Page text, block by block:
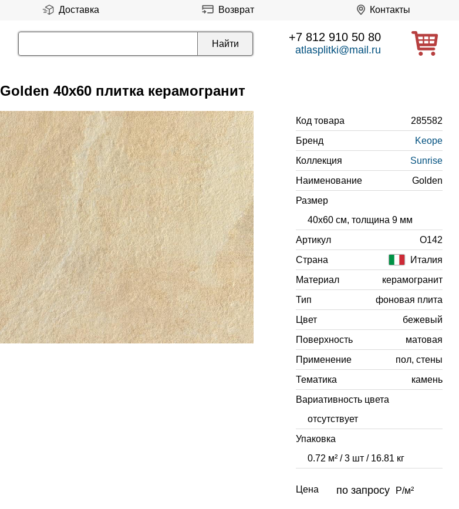
Доставка Возврат Контакты
+7 812 910 50 80
atlasplitki@mail.ru
Golden 40x60 плитка керамогранит
Код товара
285582
Бренд
Keope
Коллекция
Sunrise
Наименование
Golden
Размер
40x60 см, толщина 9 мм
Артикул
O142
Страна
Италия
Материал
керамогранит
Тип
фоновая плита
Цвет
бежевый
Поверхность
матовая
Применение
пол, стены
Тематика
камень
Вариативность цвета
отсутствует
Упаковка
0.72 м² / 3 шт / 16.81 кг
Цена по запросу Р/м²